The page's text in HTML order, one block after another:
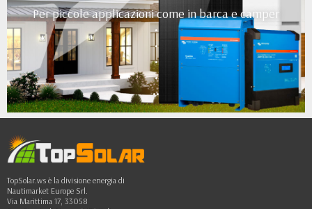
Per piccole applicazioni come in barca e camper
•
•
•
•
••
TopSolar.ws è la divisione energia di
Nautimarket Europe Srl.
Via Marittima 17, 33058